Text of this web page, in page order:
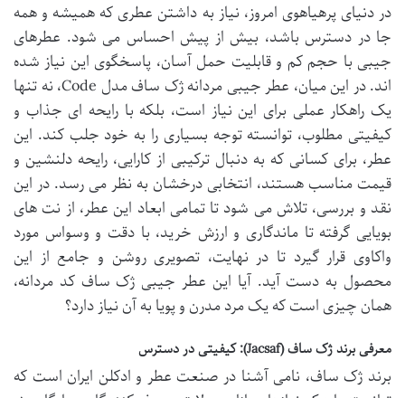
در دنیای پرهیاهوی امروز، نیاز به داشتن عطری که همیشه و همه
جا در دسترس باشد، بیش از پیش احساس می شود. عطرهای
جیبی با حجم کم و قابلیت حمل آسان، پاسخگوی این نیاز شده
اند. در این میان، عطر جیبی مردانه ژک ساف مدل Code، نه تنها
یک راهکار عملی برای این نیاز است، بلکه با رایحه ای جذاب و
کیفیتی مطلوب، توانسته توجه بسیاری را به خود جلب کند. این
عطر، برای کسانی که به دنبال ترکیبی از کارایی، رایحه دلنشین و
قیمت مناسب هستند، انتخابی درخشان به نظر می رسد. در این
نقد و بررسی، تلاش می شود تا تمامی ابعاد این عطر، از نت های
بویایی گرفته تا ماندگاری و ارزش خرید، با دقت و وسواس مورد
واکاوی قرار گیرد تا در نهایت، تصویری روشن و جامع از این
محصول به دست آید. آیا این عطر جیبی ژک ساف کد مردانه،
همان چیزی است که یک مرد مدرن و پویا به آن نیاز دارد؟
معرفی برند ژک ساف (Jacsaf): کیفیتی در دسترس
برند ژک ساف، نامی آشنا در صنعت عطر و ادکلن ایران است که